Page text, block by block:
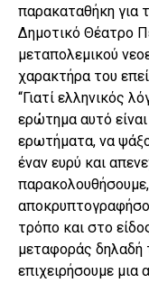
παρακαταθήκη για
Δημοτικό Θέατρο
μεταπολεμικού
χαρακτήρα του
“Γιατί ελληνικός
ερώτημα αυτό
ερωτήματα, να
έναν ευρύ και
τρόπο και στο
μεταφοράς δηλαδή
επιχειρήσουμε μια